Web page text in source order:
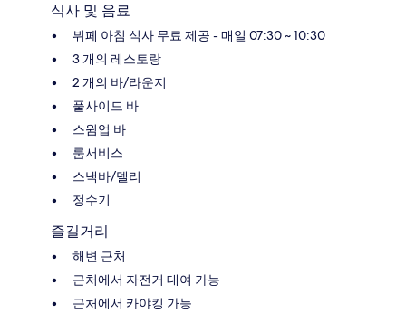
식사 및 음료
뷔페 아침 식사 무료 제공 - 매일 07:30 ~ 10:30
3 개의 레스토랑
2 개의 바/라운지
풀사이드 바
스윔업 바
룸서비스
스낵바/델리
정수기
즐길거리
해변 근처
근처에서 자전거 대여 가능
근처에서 카야킹 가능